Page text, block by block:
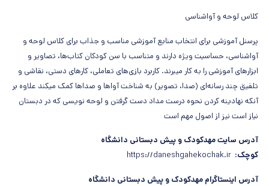
کلاس لوحه و آواشناسی
پرسنل آموزشی برای انتخاب منابع آموزشی مناسب و جذاب برای کلاس لوحه و
آواشناسی، حساسیت ویژه دارند و متناسب با سن کودکان کتاب‌ها، تصاویر و
ابزارهای آموزشی را به کار میبرند. کاربرد بازی‌های تعاملی، کارهای دستی، نقاشی و
تلفیق چند رسانه‌ای (صدا، تصویر) به شناخت آواها و صداها کمک میکند علاوه بر
آنکه نهادینه کردن نحوه درست مداد دست گرفتن و لوحه نویسی که در دبستان
نیاز است نیز از اصول مهم است
آدرس سایت مهدکودک و پیش دبستانی دانشگاه
کوچک: https://daneshgahekochak.ir
آدرس اینستاگرام مهدکودک و پیش دبستانی دانشگاه